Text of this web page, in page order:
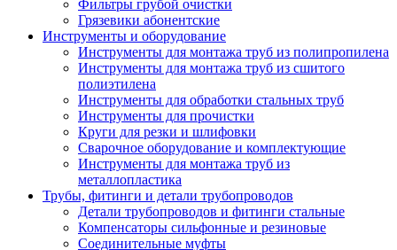
Фильтры грубой очистки
Грязевики абонентские
Инструменты и оборудование
Инструменты для монтажа труб из полипропилена
Инструменты для монтажа труб из сшитого
полиэтилена
Инструменты для обработки стальных труб
Инструменты для прочистки
Круги для резки и шлифовки
Сварочное оборудование и комплектующие
Инструменты для монтажа труб из
металлопластика
Трубы, фитинги и детали трубопроводов
Детали трубопроводов и фитинги стальные
Компенсаторы сильфонные и резиновые
Соединительные муфты